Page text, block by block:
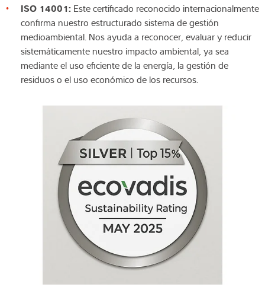
ISO 14001: Este certificado reconocido internacionalmente
confirma nuestro estructurado sistema de gestión
medioambiental. Nos ayuda a reconocer, evaluar y reducir
sistemáticamente nuestro impacto ambiental, ya sea
mediante el uso eficiente de la energía, la gestión de
residuos o el uso económico de los recursos.